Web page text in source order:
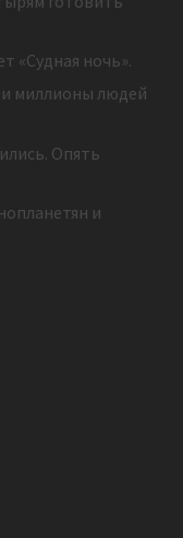
«Судная ночь».
миллионы людей
Опять
и